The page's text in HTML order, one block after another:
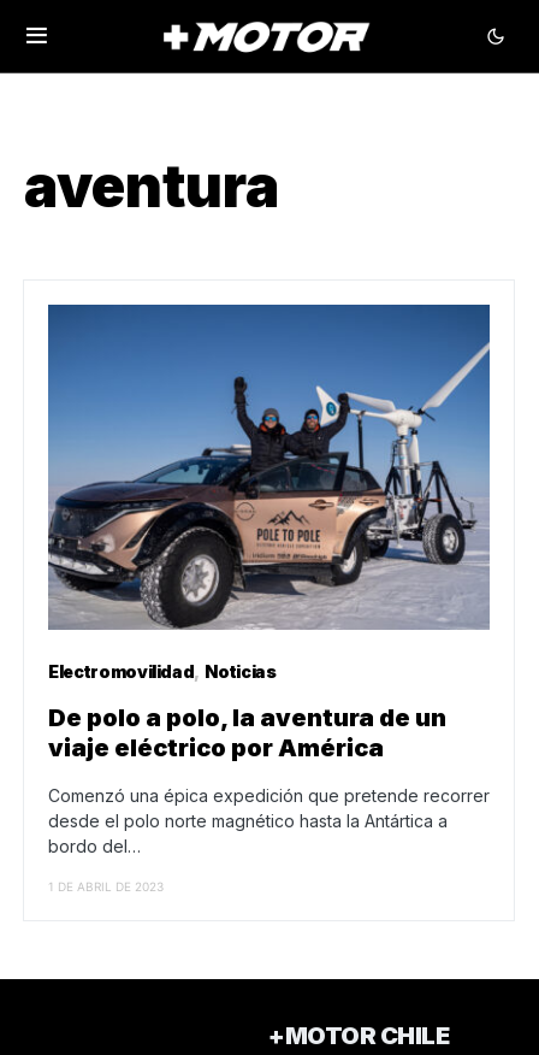
aventura
Electromovilidad Noticias
De polo a polo, la aventura de un
viaje eléctrico por América
Comenzó una épica expedición que pretende recorrer
desde el polo norte magnético hasta la Antártica a
bordo del…
1 DE ABRIL DE 2023
+MOTOR CHILE